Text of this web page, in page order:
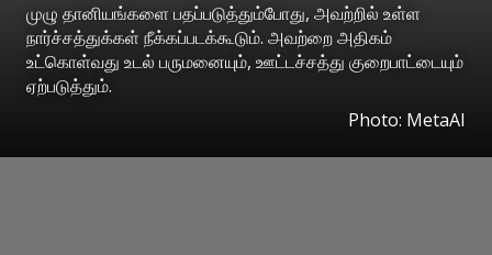
முழு தானியங்களை பதப்படுத்தும்போது, அவற்றில் உள்ள
நார்ச்சத்துக்கள் நீக்கப்படக்கூடும். அவற்றை அதிகம்
உட்கொள்வது உடல் பருமனையும், ஊட்டச்சத்து குறைபாட்டையும்
ஏற்படுத்தும்.
Photo: MetaAI